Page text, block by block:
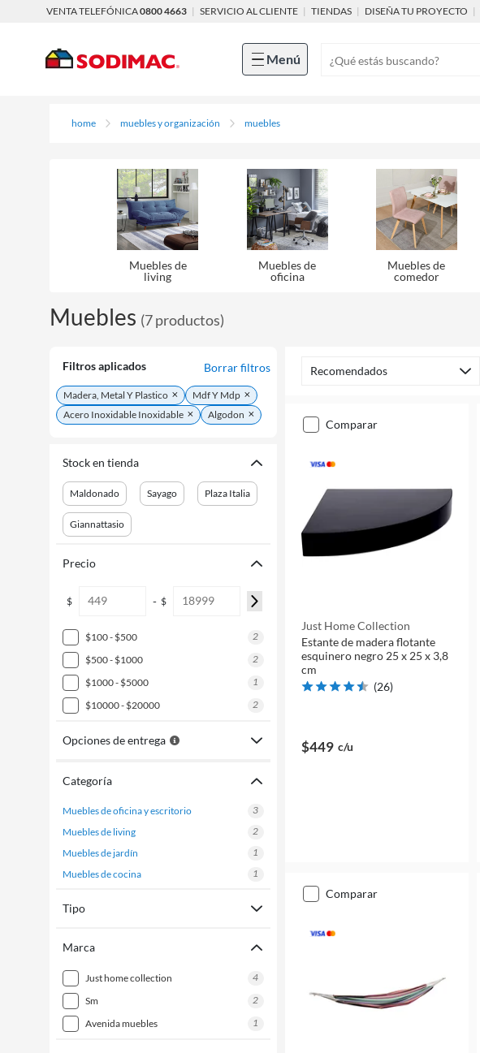
VENTA TELEFÓNICA0800 4663 | SERVICIO AL CLIENTE | TIENDAS | DISEÑA TU PROYECTO |
Menú
home muebles y organización muebles
Muebles de
living
Muebles de
oficina
Muebles de
comedor
Muebles (7productos)
Filtros aplicados Borrar filtros
Madera, Metal Y Plastico
Mdf Y Mdp
Acero Inoxidable Inoxidable
Algodon
Stock en tienda
Maldonado Sayago Plaza Italia
Giannattasio
Precio
$ - $
$100 - $500
2
$500 - $1000
2
$1000 - $5000
1
$10000 - $20000
2
Opciones de entrega
Categoría
muebles de oficina y escritorio
3
muebles de living
2
muebles de jardín
1
muebles de cocina
1
Tipo
Marca
just home collection
4
sm
2
avenida muebles
1
Recomendados
comparar
Just Home Collection
Estante de madera flotante
esquinero negro 25 x 25 x 3,8
cm
(26)
$449 c/u
comparar